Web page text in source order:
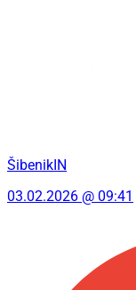
ŠibenikIN
03.02.2026 @ 09:41